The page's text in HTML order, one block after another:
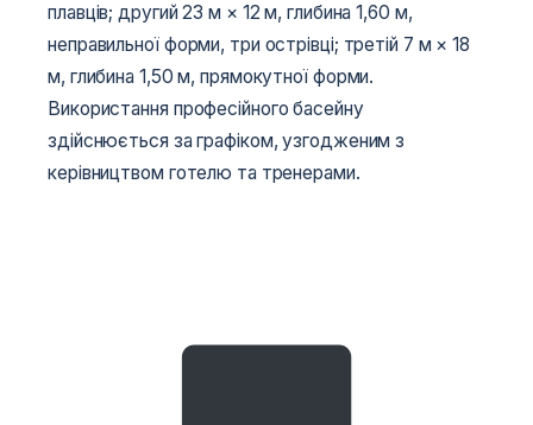
плавців; другий 23 м × 12 м, глибина 1,60 м,
неправильної форми, три острівці; третій 7 м × 18
м, глибина 1,50 м, прямокутної форми.
Використання професійного басейну
здійснюється за графіком, узгодженим з
керівництвом готелю та тренерами.